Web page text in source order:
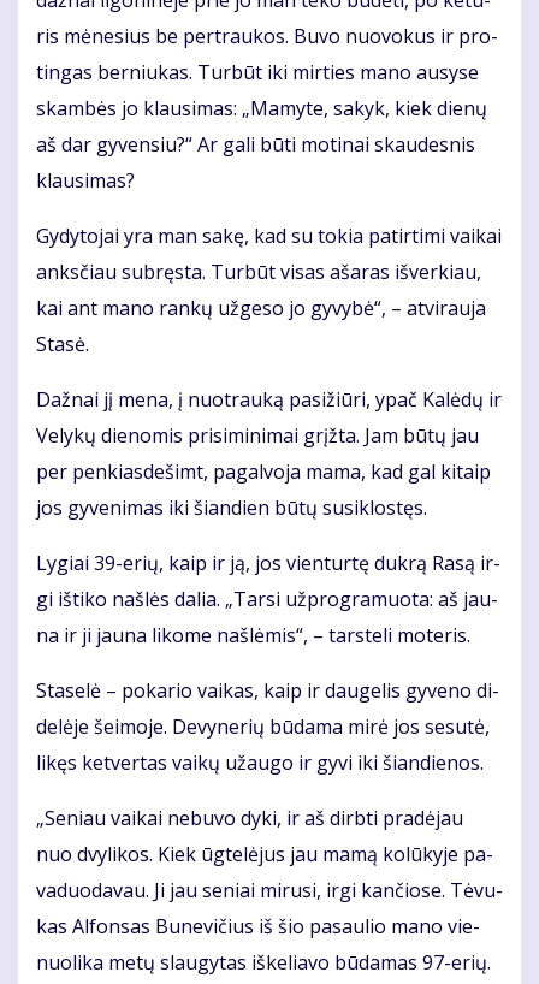
ris mė­ne­sius be per­trau­kos. Bu­vo nuo­vo­kus ir pro­
tin­gas ber­niu­kas. Tur­būt iki mir­ties ma­no au­sy­se
skam­bės jo klau­si­mas: „Ma­my­te, sa­kyk, kiek die­nų
aš dar gy­ven­siu?“ Ar ga­li bū­ti mo­ti­nai skau­des­nis
klau­si­mas?
Gy­dy­to­jai yra man sa­kę, kad su to­kia pa­tir­ti­mi vai­kai
anks­čiau su­bręs­ta. Tur­būt vi­sas aša­ras iš­ver­kiau,
kai ant ma­no ran­kų už­ge­so jo gy­vy­bė“, – at­vi­rau­ja
Sta­sė.
Daž­nai jį me­na, į nuo­trau­ką pa­si­žiū­ri, ypač Ka­lė­dų ir
Ve­ly­kų die­no­mis pri­si­mi­ni­mai grįž­ta. Jam bū­tų jau
per pen­kias­de­šimt, pa­gal­vo­ja ma­ma, kad gal ki­taip
jos gy­ve­ni­mas iki šian­dien bū­tų su­si­klos­tęs.
Ly­giai 39-erių, kaip ir ją, jos vien­tur­tę duk­rą Ra­są ir­
gi iš­ti­ko naš­lės da­lia. „Tar­si už­prog­ra­muo­ta: aš jau­
na ir ji jau­na li­ko­me naš­lė­mis“, – tars­te­li mo­te­ris.
Sta­se­lė – po­ka­rio vai­kas, kaip ir dau­ge­lis gy­ve­no di­
de­lė­je šei­mo­je. De­vy­ne­rių bū­da­ma mi­rė jos se­su­tė,
li­kęs ket­ver­tas vai­kų už­au­go ir gy­vi iki šian­die­nos.
„Se­niau vai­kai ne­bu­vo dy­ki, ir aš dirb­ti pra­dė­jau
nuo dvy­li­kos. Kiek ūg­te­lė­jus jau ma­mą ko­lū­ky­je pa­
va­duo­da­vau. Ji jau se­niai mi­ru­si, ir­gi kan­čio­se. Tė­vu­
kas Al­fon­sas Bu­ne­vi­čius iš šio pa­sau­lio ma­no vie­
nuo­li­ka me­tų slau­gy­tas iš­ke­lia­vo bū­da­mas 97-erių.